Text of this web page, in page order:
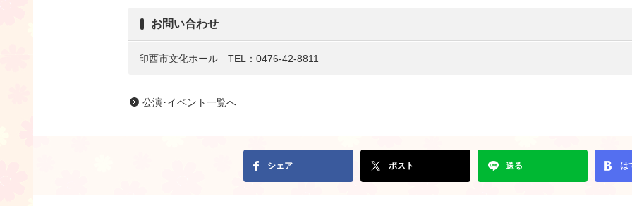
お問い合わせ
印西市文化ホール TEL：0476-42-8811
公演･イベント一覧へ
シェア ポスト 送る は